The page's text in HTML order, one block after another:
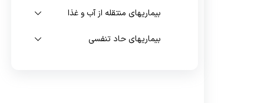
بیماریهای منتقله از آب و غذا
بیماریهای حاد تنفسی